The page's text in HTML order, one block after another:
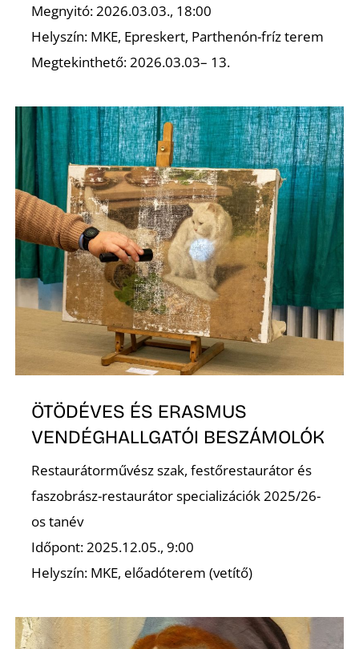
Megnyitó: 2026.03.03., 18:00
Helyszín: MKE, Epreskert, Parthenón-fríz terem
Megtekinthető: 2026.03.03– 13.
ÖTÖDÉVES ÉS ERASMUS
VENDÉGHALLGATÓI BESZÁMOLÓK
Restaurátorművész szak, festőrestaurátor és
faszobrász-restaurátor specializációk 2025/26-
os tanév
Időpont: 2025.12.05., 9:00
Helyszín: MKE, előadóterem (vetítő)